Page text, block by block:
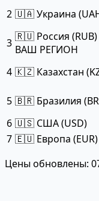
2 🇺🇦 Украина
3 🇷🇺 Россия (RUB)
ВАШ РЕГИОН
4 🇰🇿 Казахстан
5 🇧🇷 Бразилия
6 🇺🇸 США (USD)
7 🇪🇺 Европа (EUR)
Цены обновлены: